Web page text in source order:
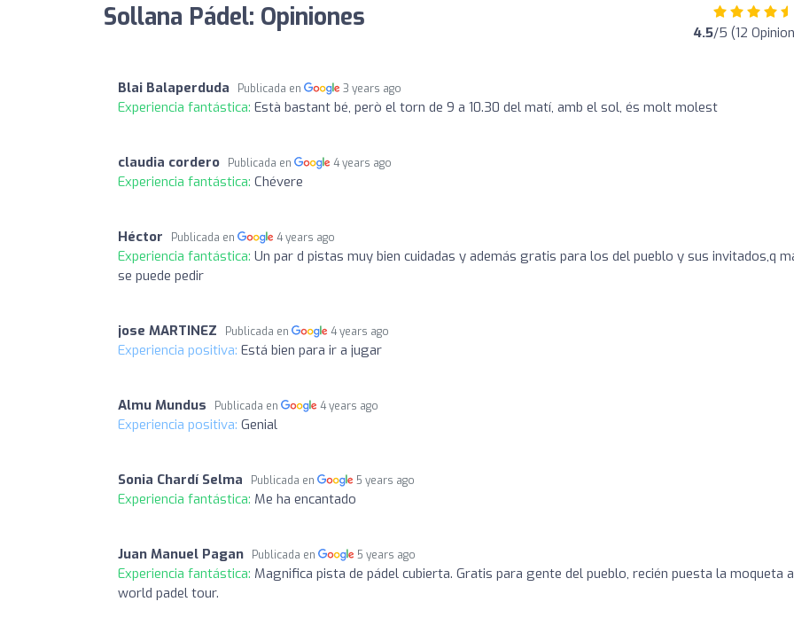
Sollana Pádel: Opiniones 4.5/5 (12
Blai Balaperduda Publicada en 3 years ago
Experiencia fantástica: Està bastant bé, però el torn de 9 a 10.30 del matí, amb el sol, és molt molest
claudia cordero Publicada en 4 years ago
Experiencia fantástica: Chévere
Héctor Publicada en 4 years ago
Experiencia fantástica: Un par d pistas muy bien cuidadas y además gratis para los del pueblo y sus invitados,q
se puede pedir
jose MARTINEZ Publicada en 4 years ago
Experiencia positiva: Está bien para ir a jugar
Almu Mundus Publicada en 4 years ago
Experiencia positiva: Genial
Sonia Chardí Selma Publicada en 5 years ago
Experiencia fantástica: Me ha encantado
Juan Manuel Pagan Publicada en 5 years ago
Experiencia fantástica: Magnifica pista de pádel cubierta. Gratis para gente del pueblo, recién puesta la moqueta
world padel tour.